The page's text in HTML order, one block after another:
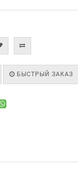
БЫСТРЫЙ ЗАКАЗ